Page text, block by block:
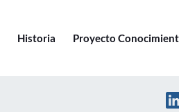
Historia Proyecto